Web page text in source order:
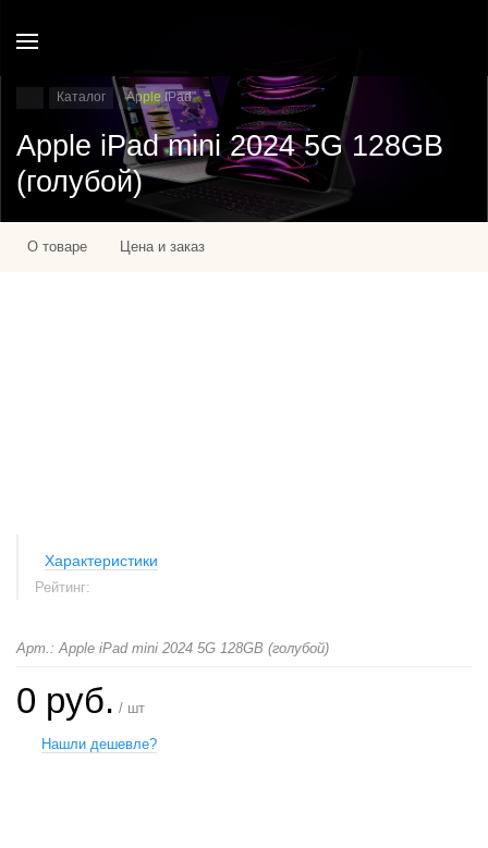
Каталог Apple IPad
Apple iPad mini 2024 5G 128GB
(голубой)
О товаре Цена и заказ
Характеристики
Рейтинг:
Арт.: Apple iPad mini 2024 5G 128GB (голубой)
0 руб. / шт
Нашли дешевле?